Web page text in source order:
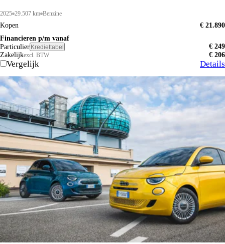
2025 29.507 km Benzine
Kopen
€ 21.890
Financieren p/m vanaf
Particulier Krediettabel
€ 249
Zakelijkexcl. BTW € 206
Vergelijk Details